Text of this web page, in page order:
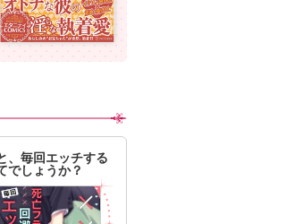
、毎回エッチする
でしょうか？